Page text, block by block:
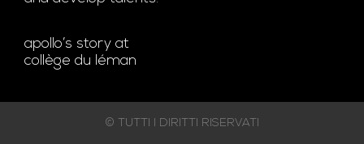
apollo’s story at
collège du léman
© TUTTI I DIRITTI RISERVATI